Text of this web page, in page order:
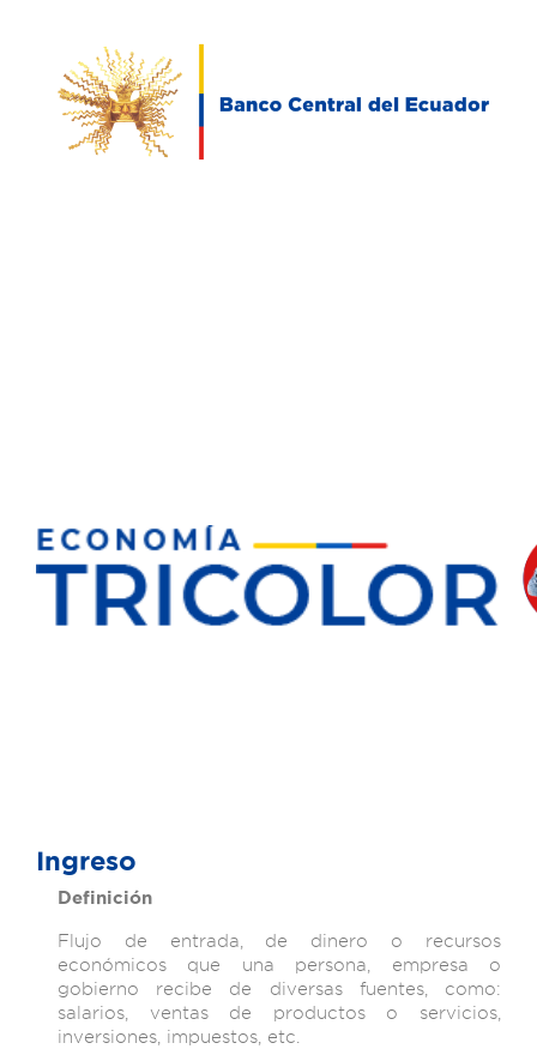
Ingreso
Definición
Flujo de entrada, de dinero o recursos
económicos que una persona, empresa o
gobierno recibe de diversas fuentes, como:
salarios, ventas de productos o servicios,
inversiones, impuestos, etc.